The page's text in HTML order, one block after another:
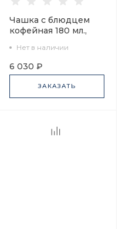
Чашка с блюдцем
кофейная 180 мл.,
рисунок Павильоны
ВДНХ арт.
81.24413.00.1
Нет в наличии
6 030 ₽
ЗАКАЗАТЬ